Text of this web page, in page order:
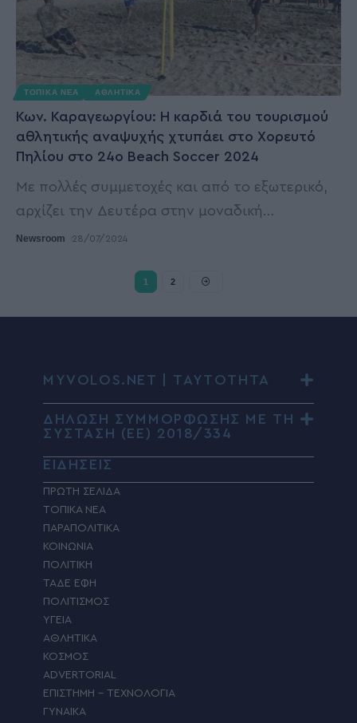
ΤΟΠΙΚΑ ΝΕΑ ΑΘΛΗΤΙΚΑ
Κων. Καραγεωργίου: Η καρδιά του τουρισμού
αθλητικής αναψυχής χτυπάει στο Χορευτό
Πηλίου στο 24ο Beach Soccer 2024
Με πολλές συμμετοχές και από το εξωτερικό,
αρχίζει την Δευτέρα στην μοναδική…
Newsroom 28/07/2024
1 2
MYVOLOS.NET | ΤΑΥΤΟΤΗΤΑ
ΔΗΛΩΣΗ ΣΥΜΜΟΡΦΩΣΗΣ ΜΕ ΤΗ
ΣΥΣΤΑΣΗ (ΕΕ) 2018/334
ΕΙΔΗΣΕΙΣ
ΠΡΩΤΗ ΣΕΛΙΔΑ
ΤΟΠΙΚΑ ΝΕΑ
ΠΑΡΑΠΟΛΙΤΙΚΑ
ΚΟΙΝΩΝΙΑ
ΠΟΛΙΤΙΚΗ
ΤΑΔΕ ΕΦΗ
ΠΟΛΙΤΙΣΜΟΣ
ΥΓΕΙΑ
ΑΘΛΗΤΙΚΑ
ΚΟΣΜΟΣ
ADVERTORIAL
ΕΠΙΣΤΗΜΗ – ΤΕΧΝΟΛΟΓΙΑ
ΓΥΝΑΙΚΑ